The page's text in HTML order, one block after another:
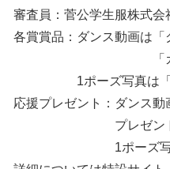
審査員：菅公学生服株式会
各賞賞品：ダンス動画は
「カンコー賞」
1ポーズ写真は「イン
応援プレゼント：ダンス
プレゼント：図
1ポーズ写真は応